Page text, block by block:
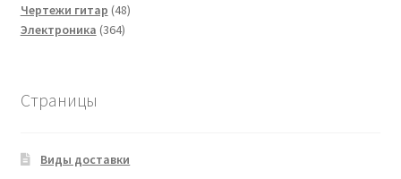
товаров
Чертежи гитар 4848
Электроника 364364
Страницы
Виды доставки